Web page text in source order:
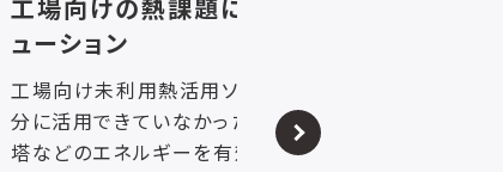
利用熱活用ソリ
工場内でこれまで十
レン、井戸水、冷却
冷却・再利用プロセ